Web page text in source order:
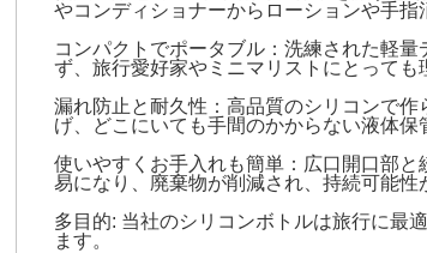
やコンディショナーからローションや手指
コンパクトでポータブル：洗練された軽
ず、旅行愛好家やミニマリストにとっても
漏れ防止と耐久性：高品質のシリコンで
げ、どこにいても手間のかからない液体保
使いやすくお手入れも簡単：広口開口部
易になり、廃棄物が削減され、持続可能性
多目的: 当社のシリコンボトルは旅行に最
ます。